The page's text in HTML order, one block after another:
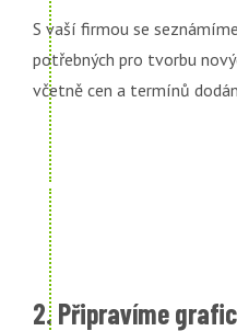
S vaší firmou se
potřebných pro tvorbu
včetně cen a termínů
2. Připravíme